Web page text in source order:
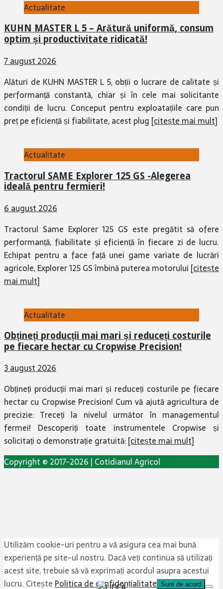
Actualitate
KUHN MASTER L 5 – Arătură uniformă, consum
optim și productivitate ridicată!
7 august 2026
Alături de KUHN MASTER L 5, obții o lucrare de calitate și
performanță constantă, chiar și în cele mai solicitante
condiții de lucru. Conceput pentru exploatațiile care pun
preț pe eficiență și fiabilitate, acest plug [citește mai mult]
Actualitate
Tractorul SAME Explorer 125 GS -Alegerea
ideală pentru fermieri!
6 august 2026
Tractorul Same Explorer 125 GS este pregătit să ofere
performanță, fiabilitate și eficiență în fiecare zi de lucru.
Echipat pentru a face față unei game variate de lucrări
agricole, Explorer 125 GS îmbină puterea motorului [citește
mai mult]
Actualitate
Obțineți producții mai mari și reduceți costurile
pe fiecare hectar cu Cropwise Precision!
3 august 2026
Obțineți producții mai mari și reduceți costurile pe fiecare
hectar cu Cropwise Precision! Cum vă ajută agricultura de
precizie: Treceți la nivelul următor în managementul
fermei! Descoperiți toate instrumentele Cropwise și
solicitați o demonstrație gratuită:[citește mai mult]
Copyright © 2017-2026 | Cotidianul Agricol
Utilizăm cookie-uri pentru a vă asigura cea mai bună
experiență pe site-ul nostru. Dacă veți continua să utilizați
acest site, trebuie să vă exprimați acordul asupra acestui
lucru. Citește Politica de confidențialitate Sunt de acord